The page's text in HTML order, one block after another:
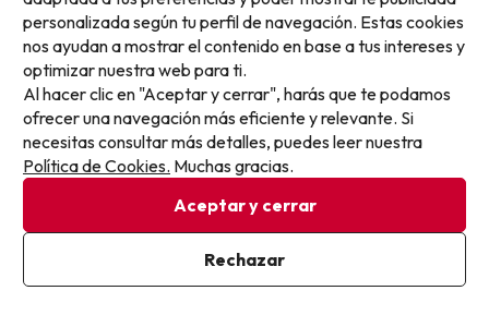
Selección de la Newsletter
Los favoritos de nuestros clientes
Métodos de pago disponibles
Condiciones generales
Política de cookies
Viajes para ti S.L.U. Copyright © Buscounchollo.com 2010 -
personalizada según tu perfil de navegación. Estas cookies
nos ayudan a mostrar el contenido en base a tus intereses y
optimizar nuestra web para ti.
Al hacer clic en "Aceptar y cerrar", harás que te podamos
ofrecer una navegación más eficiente y relevante. Si
necesitas consultar más detalles, puedes leer nuestra
Política de Cookies. Muchas gracias.
Aceptar y cerrar
Rechazar